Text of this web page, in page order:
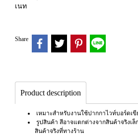
เนท
Share
Product description
เหมาะสำหรับงานใช้ปากกาไวท์บอร์ดเ
รูปสินค้า สีอาจแตกต่างจากสินค้าจริงเล็
สินค้าจริงที่ทางร้าน